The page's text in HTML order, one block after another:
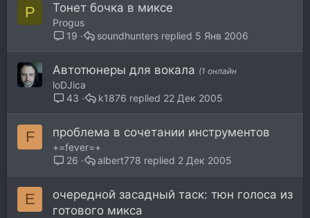
P Тонет бочка в миксе
Progus
19
5 Янв 2006
soundhunters
Автотюнеры для вокала (1 онлайн
loDJica
43
22 Дек 2005
k1876
F проблема в сочетании инструментов
+=fever=+
26
2 Дек 2005
albert778
E
очередной засадный таск: тюн голоса из
готового микса